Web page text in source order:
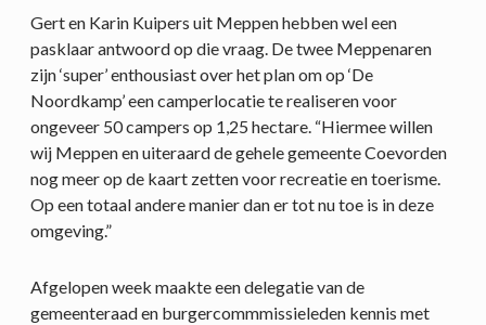
Gert en Karin Kuipers uit Meppen hebben wel een
pasklaar antwoord op die vraag. De twee Meppenaren
zijn ‘super’ enthousiast over het plan om op ‘De
Noordkamp’ een camperlocatie te realiseren voor
ongeveer 50 campers op 1,25 hectare. “Hiermee willen
wij Meppen en uiteraard de gehele gemeente Coevorden
nog meer op de kaart zetten voor recreatie en toerisme.
Op een totaal andere manier dan er tot nu toe is in deze
omgeving.”
Afgelopen week maakte een delegatie van de
gemeenteraad en burgercommmissieleden kennis met